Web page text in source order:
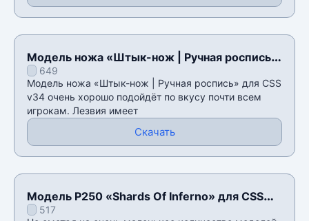
Модель ножа «Штык-нож | Ручная роспись»
для CSS v34
649
Модель ножа «Штык-нож | Ручная роспись» для CSS
v34 очень хорошо подойдёт по вкусу почти всем
игрокам. Лезвия имеет
Скачать
Модель P250 «Shards Of Inferno» для CSS
v34517